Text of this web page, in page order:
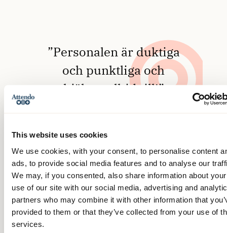
This website uses cookies
We use cookies, with your consent, to personalise content
ads, to provide social media features and to analyse our
We may, if you consented, also share information about your
use of our site with our social media, advertising and
partners who may combine it with other information that
provided to them or that they’ve collected from your use of
services.
”Personalen är duktiga
och punktliga och
hjälper alltid till!”
Danderyd